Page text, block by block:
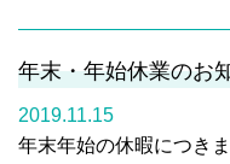
年末・年始休業のお
2019.11.15
年末年始の休暇につき